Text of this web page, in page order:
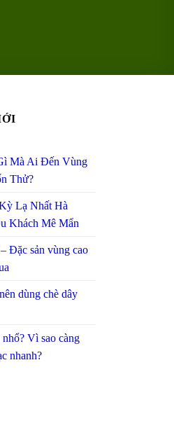
Mà Ai Đến Vùng
Thử?
Lạ Nhất Hà
Khách Mê Mẩn
Đặc sản vùng cao
dùng chè dây
Vì sao càng
nhanh?